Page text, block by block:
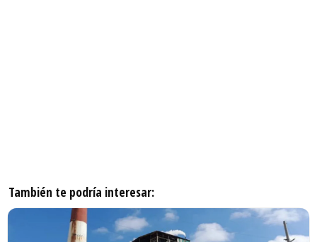
También te podría interesar: